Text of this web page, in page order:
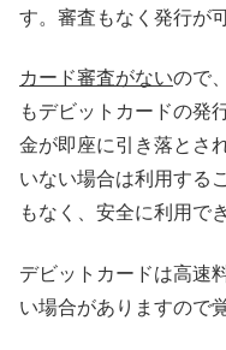
す。審査もなく発行が
カード審査がないので
もデビットカードの発
金が即座に引き落とさ
いない場合は利用する
もなく、安全に利用で
デビットカードは高速
い場合がありますので